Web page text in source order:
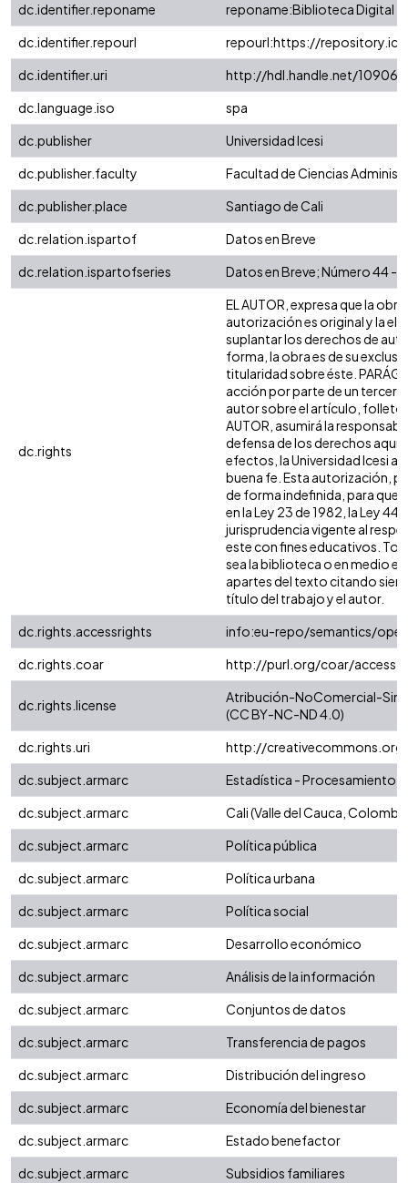
dc.identifier.reponame
reponame:Biblioteca Digital
dc.identifier.repourl
repourl:https://
dc.identifier.uri
http://hdl.handle.net/10906/
dc.language.iso
spa
dc.publisher
Universidad Icesi
dc.publisher.faculty
Facultad de Ciencias
dc.publisher.place
Santiago de Cali
dc.relation.ispartof
Datos en Breve
dc.relation.ispartofseries
Datos en Breve; Número 44 -
dc.rights
EL AUTOR, expresa que la
autorización es original y la
suplantar los derechos de
forma, la obra es de su
titularidad sobre éste.
acción por parte de un
autor sobre el artículo, folleto
AUTOR, asumirá la
defensa de los derechos
efectos, la Universidad Icesi
buena fe. Esta autorización,
de forma indefinida, para que
en la Ley 23 de 1982, la Ley 44
jurisprudencia vigente al
este con fines educativos.
sea la biblioteca o en medio
apartes del texto citando
título del trabajo y el autor.
dc.rights.accessrights
info:eu-repo/semantics/
dc.rights.coar
http://purl.org/coar/
dc.rights.license
Atribución-NoComercial-
(CC BY-NC-ND 4.0)
dc.rights.uri
http://
dc.subject.armarc
Estadística - Procesamiento
dc.subject.armarc
Cali (Valle del Cauca,
dc.subject.armarc
Política pública
dc.subject.armarc
Política urbana
dc.subject.armarc
Política social
dc.subject.armarc
Desarrollo económico
dc.subject.armarc
Análisis de la información
dc.subject.armarc
Conjuntos de datos
dc.subject.armarc
Transferencia de pagos
dc.subject.armarc
Distribución del ingreso
dc.subject.armarc
Economía del bienestar
dc.subject.armarc
Estado benefactor
dc.subject.armarc
Subsidios familiares